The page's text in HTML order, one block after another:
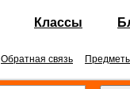
Классы
Обратная связь